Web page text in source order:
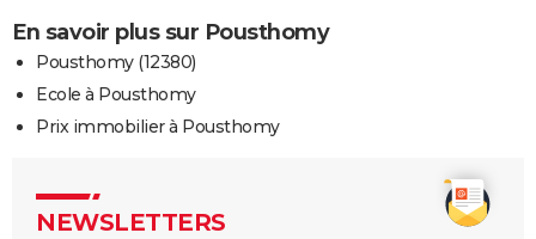
En savoir plus sur Pousthomy
Pousthomy (12380)
Ecole à Pousthomy
Prix immobilier à Pousthomy
NEWSLETTERS